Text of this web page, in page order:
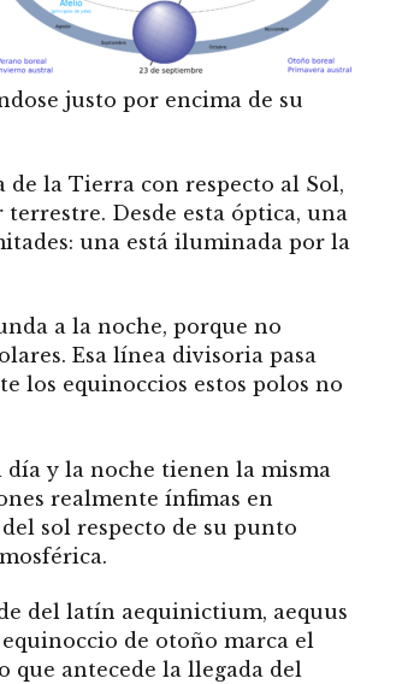
justo por encima de su
de la Tierra con respecto al Sol,
terrestre. Desde esta óptica, una
una está iluminada por la
a la noche, porque no
Esa línea divisoria pasa
los equinoccios estos polos no
día y la noche tienen la misma
realmente ínfimas en
sol respecto de su punto
del latín aequinictium, aequus
de otoño marca el
que antecede la llegada del